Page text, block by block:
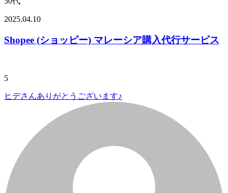
2025.04.10
Shopee (ショッピー) マレーシア購入代行サービス
5
ヒデさんありがとうございます♪